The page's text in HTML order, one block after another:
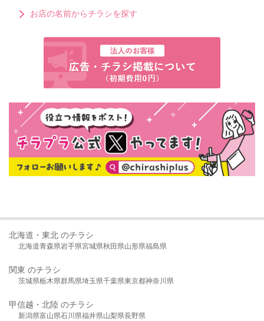
お店の名前からチラシを探す
北海道・東北 のチラシ
北海道青森県岩手県宮城県秋田県山形県福島県
関東 のチラシ
茨城県栃木県群馬県埼玉県千葉県東京都神奈川県
甲信越・北陸 のチラシ
新潟県富山県石川県福井県山梨県長野県